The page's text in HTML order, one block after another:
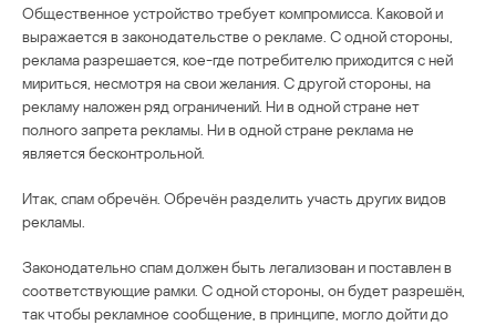
Общественное устройство требует компромисса. Каковой и
выражается в законодательстве о рекламе. С одной стороны,
реклама разрешается, кое-где потребителю приходится с ней
мириться, несмотря на свои желания. С другой стороны, на
рекламу наложен ряд ограничений. Ни в одной стране нет
полного запрета рекламы. Ни в одной стране реклама не
является бесконтрольной.
Итак, спам обречён. Обречён разделить участь других видов
рекламы.
Законодательно спам должен быть легализован и поставлен в
соответствующие рамки. С одной стороны, он будет разрешён,
так чтобы рекламное сообщение, в принципе, могло дойти до